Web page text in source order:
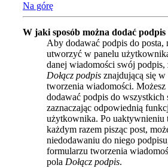
Na górę
W jaki sposób można dodać podpis
Aby dodawać podpis do posta,
utworzyć w panelu
danej wiadomości swój podpis,
Dołącz podpis znajdującą się
tworzenia wiadomości.
dodawać podpis do wszystkich
zaznaczając odpowiednią
użytkownika. Po uaktywnieniu
każdym razem pisząc post,
niedodawaniu do niego
formularzu tworzenia
pola Dołącz podpis.